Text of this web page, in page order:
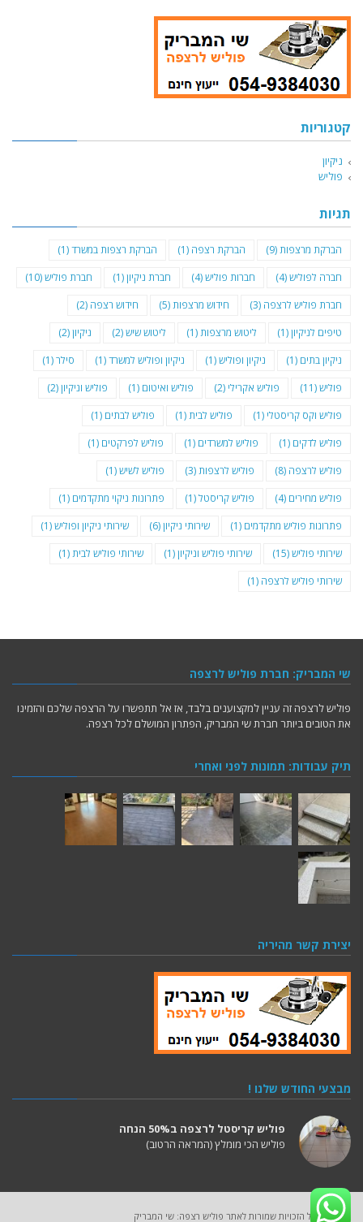
קטגוריות
ניקיון
פוליש
תגיות
הברקת מרצפות(9) הברקת רצפה (1) הברקת רצפות במשרד(1)
חברה לפוליש(4) חברות פוליש(4) חברת ניקיון(1) חברת פוליש(10)
חברת פוליש לרצפה (3) חידוש מרצפות(5) חידוש רצפה (2)
טיפים לניקיון(1) ליטוש מרצפות(1) ליטוש שיש(2) ניקיון(2)
ניקיון בתים (1) ניקיון ופוליש(1) ניקיון ופוליש למשרד(1) סילר(1)
פוליש(11) פוליש אקרילי (2) פוליש ואיטום (1) פוליש וניקיון(2)
פוליש וקס קריסטלי (1) פוליש לבית(1) פוליש לבתים (1)
פוליש לדקים (1) פוליש למשרדים (1) פוליש לפרקטים (1)
פוליש לרצפה (8) פוליש לרצפות(3) פוליש לשיש(1)
פוליש מחירים (4) פוליש קריסטל(1) פתרונות ניקוי מתקדמים (1)
פתרונות פוליש מתקדמים (1) שירותי ניקיון(6) שירותי ניקיון ופוליש(1)
שירותי פוליש(15) שירותי פוליש וניקיון(1) שירותי פוליש לבית(1)
שירותי פוליש לרצפה (1)
שי המבריק: חברת פוליש לרצפה
פוליש לרצפה זה עניין למקצוענים בלבד, אז אל תתפשרו על הרצפה שלכם והזמינו
את הטובים ביותר חברת שי המבריק, הפתרון המושלם לכל רצפה.
תיק עבודות: תמונות לפני ואחרי
יצירת קשר מהיריה
מבצעי החודש שלנו !
פוליש קריסטל לרצפה ב50% הנחה
פוליש הכי מומלץ (המראה הרטוב)
2025 (C) כל הזכויות שמורות לאתר פוליש רצפה: שי המבריק